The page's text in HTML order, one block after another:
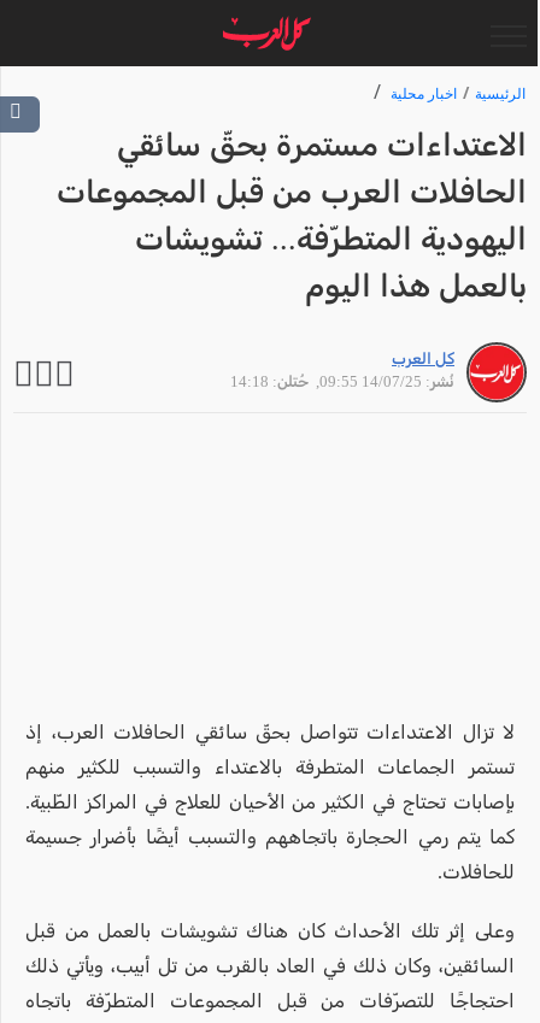
الرئيسية اخبار محلية
الاعتداءات مستمرة بحقّ سائقي
الحافلات العرب من قبل المجموعات
اليهودية المتطرّفة... تشويشات
بالعمل هذا اليوم
كل العرب
نُشر: 14/07/25 09:55
, حُتلن: 14:18
لا تزال الاعتداءات تتواصل بحقّ سائقي الحافلات العرب، إذ
تستمر الجماعات المتطرفة بالاعتداء والتسبب للكثير منهم
بإصابات تحتاج في الكثير من الأحيان للعلاج في المراكز الطّبية.
كما يتم رمي الحجارة باتجاههم والتسبب أيضًا بأضرار جسيمة
للحافلات.
وعلى إثر تلك الأحداث كان هناك تشويشات بالعمل من قبل
السائقين، وكان ذلك في العاد بالقرب من تل أبيب، ويأتي ذلك
احتجاجًا للتصرّفات من قبل المجموعات المتطرّفة باتجاه